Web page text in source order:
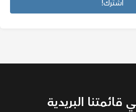
البريدية